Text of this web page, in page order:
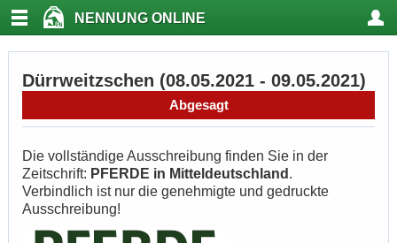
NENNUNG ONLINE
Dürrweitzschen (08.05.2021 - 09.05.2021)
Abgesagt
Die vollständige Ausschreibung finden Sie in der
Zeitschrift: PFERDE in Mitteldeutschland .
Verbindlich ist nur die genehmigte und gedruckte
Ausschreibung!